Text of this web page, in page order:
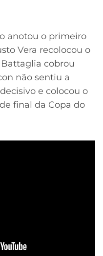
anotou o primeiro
Vera recolocou o
cobrou
não sentiu a
e colocou o
final da Copa do